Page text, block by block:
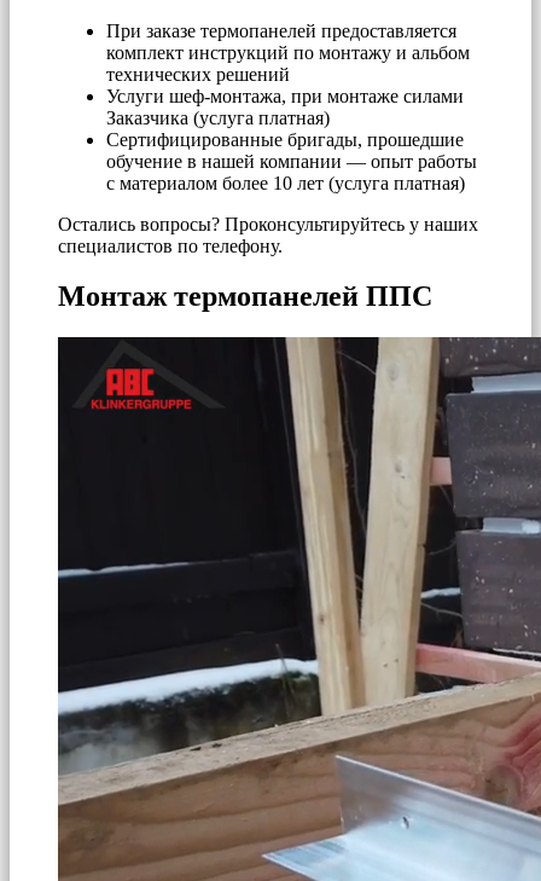
При заказе термопанелей предоставляется
комплект инструкций по монтажу и альбом
технических решений
Услуги шеф-монтажа, при монтаже силами
Заказчика (услуга платная)
Сертифицированные бригады, прошедшие
обучение в нашей компании — опыт работы
с материалом более 10 лет (услуга платная)
Остались вопросы? Проконсультируйтесь у наших
специалистов по телефону.
Монтаж термопанелей ППС